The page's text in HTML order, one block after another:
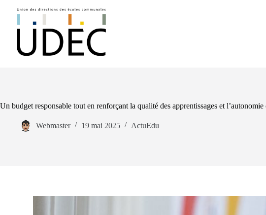
Un budget responsable tout en renforçant la qualité des apprentissages et
Webmaster 19 mai 2025 ActuEdu